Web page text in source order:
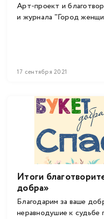
Арт-проект и
и журнала "Город
17 сентября 2021
Итоги
добра»
Благодарим за ваше
неравнодушие к